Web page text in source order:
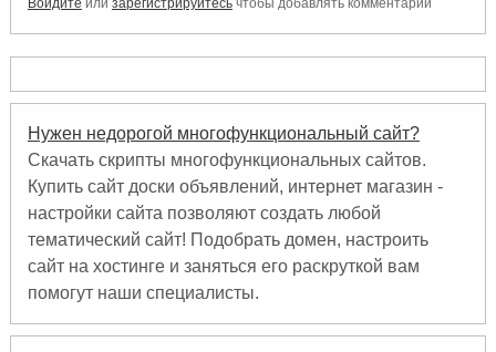
Войдите или зарегистрируйтесьчтобы добавлять комментарии
Нужен недорогой многофункциональный сайт?
Скачать скрипты многофункциональных сайтов.
Купить сайт доски объявлений, интернет магазин -
настройки сайта позволяют создать любой
тематический сайт! Подобрать домен, настроить
сайт на хостинге и заняться его раскруткой вам
помогут наши специалисты.